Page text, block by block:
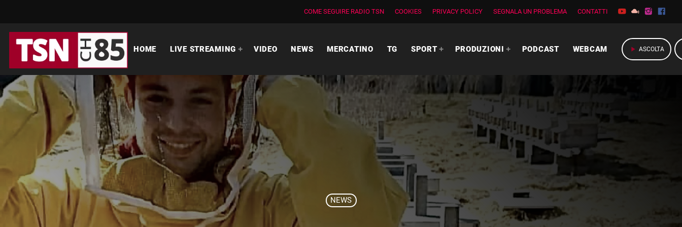
COME SEGUIRE RADIO TSN COOKIES PRIVACY POLICY SEGNALA UN PROBLEMA CONTATTI
HOME LIVE STREAMING VIDEO NEWS MERCATINO TG SPORT PRODUZIONI PODCAST WEBCAM play_arrow ASCOLTA
NEWS